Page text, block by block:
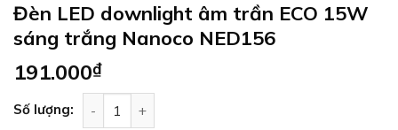
Đèn LED downlight âm trần ECO 15W
sáng trắng Nanoco NED156
191.000₫
Số lượng: